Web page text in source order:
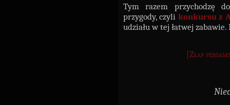
Tym razem przychodzę
przygody, czyli konkursu z
udziału w tej łatwej zabawie.
[Złap